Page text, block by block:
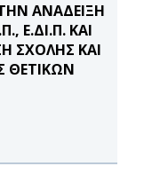
ΑΝΑΔΕΙΞΗ
Ε.ΔΙ.Π. ΚΑΙ
ΣΧΟΛΗΣ ΚΑΙ
ΘΕΤΙΚΩΝ